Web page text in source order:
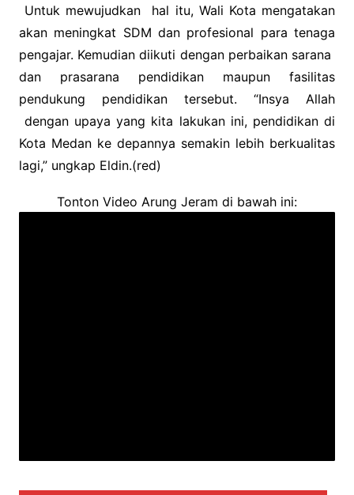
Untuk mewujudkan hal itu, Wali Kota mengatakan
akan meningkat SDM dan profesional para tenaga
pengajar. Kemudian diikuti dengan perbaikan sarana
dan prasarana pendidikan maupun fasilitas
pendukung pendidikan tersebut. “Insya Allah
dengan upaya yang kita lakukan ini, pendidikan di
Kota Medan ke depannya semakin lebih berkualitas
lagi,” ungkap Eldin.(red)
Tonton Video Arung Jeram di bawah ini: